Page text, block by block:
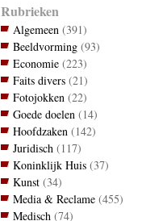
Rubrieken
Algemeen(391)
Beeldvorming(93)
Economie(223)
Faits divers(21)
Fotojokken(22)
Goede doelen(14)
Hoofdzaken(142)
Juridisch(117)
Koninklijk Huis(37)
Kunst(34)
Media & Reclame(455)
Medisch(74)